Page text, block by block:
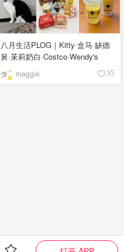
八月生活PLOG｜Kitty·盒马·缺德
舅·茉莉奶白·Costco·Wendy's
maggie 35